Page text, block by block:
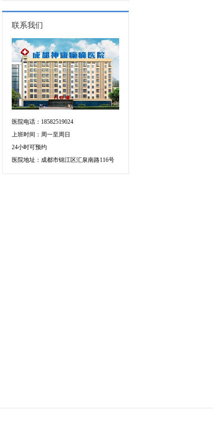
联系我们
医院电话：18582519024
上班时间：周一至周日
24小时可预约
医院地址：成都市锦江区汇泉南路116号